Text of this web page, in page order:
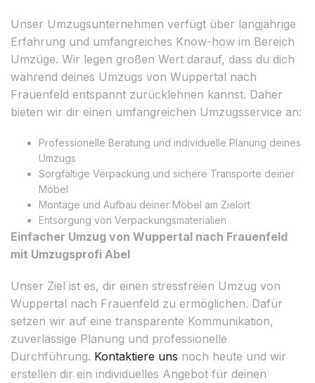
Unser Umzugsunternehmen verfügt über langjährige
Erfahrung und umfangreiches Know-how im Bereich
Umzüge. Wir legen großen Wert darauf, dass du dich
während deines Umzugs von Wuppertal nach
Frauenfeld entspannt zurücklehnen kannst. Daher
bieten wir dir einen umfangreichen Umzugsservice an:
Professionelle Beratung und individuelle Planung deines
Umzugs
Sorgfältige Verpackung und sichere Transporte deiner
Möbel
Montage und Aufbau deiner Möbel am Zielort
Entsorgung von Verpackungsmaterialien
Einfacher Umzug von Wuppertal nach Frauenfeld
mit Umzugsprofi Abel
Unser Ziel ist es, dir einen stressfreien Umzug von
Wuppertal nach Frauenfeld zu ermöglichen. Dafür
setzen wir auf eine transparente Kommunikation,
zuverlässige Planung und professionelle
Durchführung. Kontaktiere uns noch heute und wir
erstellen dir ein individuelles Angebot für deinen